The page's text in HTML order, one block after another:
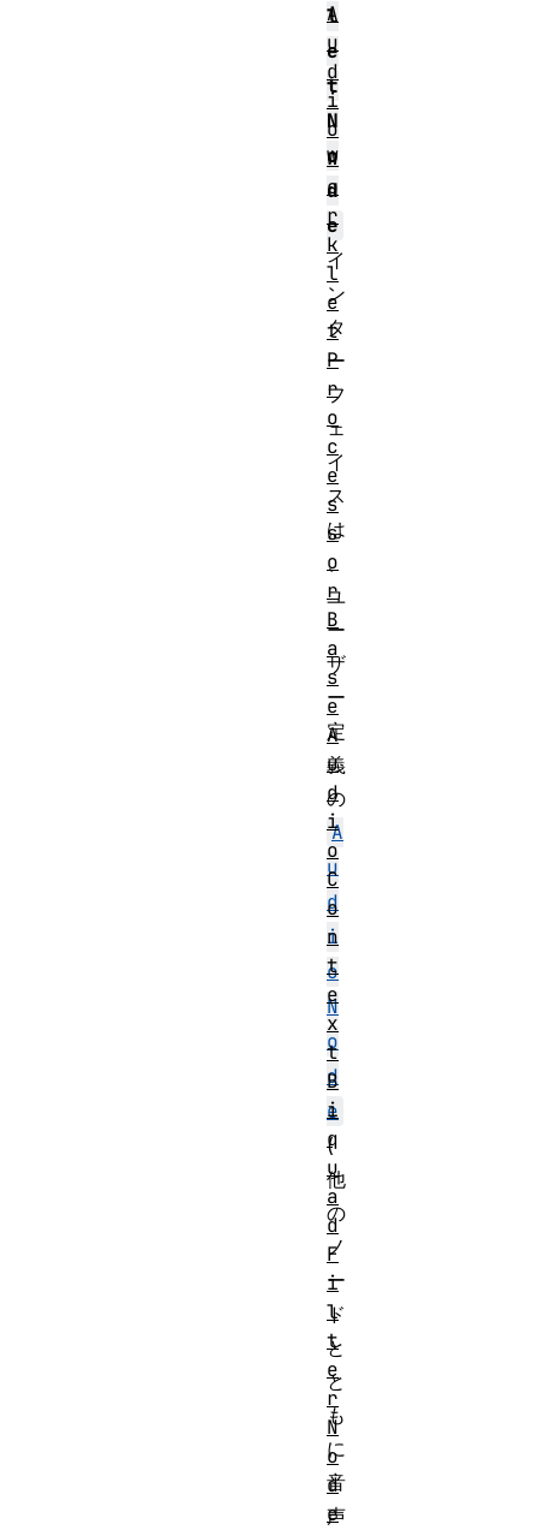
l
e
t
N
o
d
e
イ
ン
タ
ー
フ
ェ
イ
ス
は
、
ユ
ー
ザ
ー
定
義
の
A
u
d
i
o
N
o
d
e
(
他
の
ノ
ー
ド
と
と
も
に
音
声
A
u
d
i
o
W
o
r
k
l
e
t
P
r
o
c
e
s
s
o
r
B
a
s
e
A
u
d
i
o
C
o
n
t
e
x
t
B
i
q
u
a
d
F
i
l
t
e
r
N
o
d
e